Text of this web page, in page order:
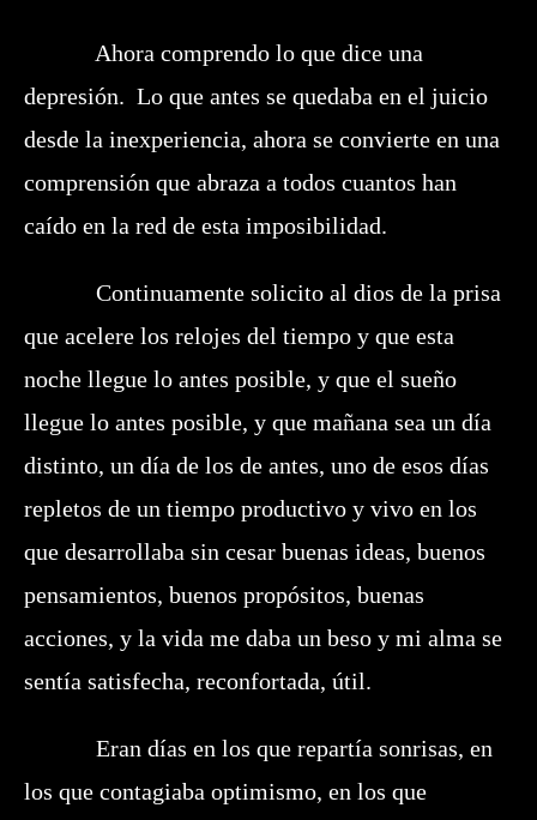
Ahora comprendo lo que dice una
depresión. Lo que antes se quedaba en el juicio
desde la inexperiencia, ahora se convierte en una
comprensión que abraza a todos cuantos han
caído en la red de esta imposibilidad.
Continuamente solicito al dios de la prisa
que acelere los relojes del tiempo y que esta
noche llegue lo antes posible, y que el sueño
llegue lo antes posible, y que mañana sea un día
distinto, un día de los de antes, uno de esos días
repletos de un tiempo productivo y vivo en los
que desarrollaba sin cesar buenas ideas, buenos
pensamientos, buenos propósitos, buenas
acciones, y la vida me daba un beso y mi alma se
sentía satisfecha, reconfortada, útil.
Eran días en los que repartía sonrisas, en
los que contagiaba optimismo, en los que